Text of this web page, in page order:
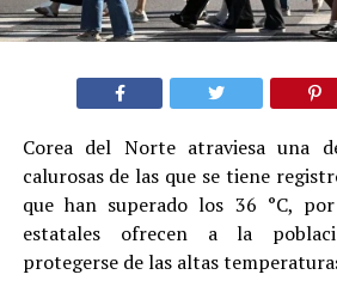
Corea del Norte atraviesa una
calurosas de las que se tiene
que han superado los 36 °C,
estatales ofrecen a la
protegerse de las altas